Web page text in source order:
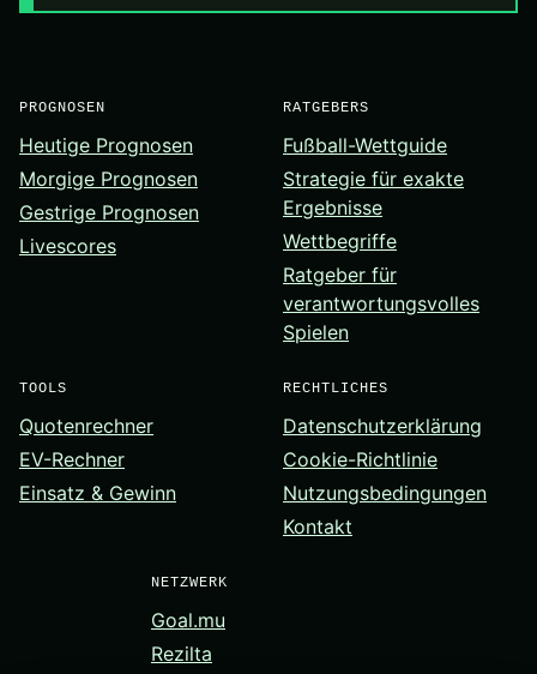
PROGNOSEN
Heutige Prognosen
Morgige Prognosen
Gestrige Prognosen
Livescores
RATGEBERS
Fußball-Wettguide
Strategie für exakte
Ergebnisse
Wettbegriffe
Ratgeber für
verantwortungsvolles
Spielen
TOOLS
Quotenrechner
EV-Rechner
Einsatz & Gewinn
RECHTLICHES
Datenschutzerklärung
Cookie-Richtlinie
Nutzungsbedingungen
Kontakt
NETZWERK
Goal.mu
Rezilta